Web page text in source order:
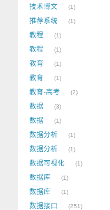
技术博文 1
推荐系统 1
教程 1
教程 1
教育 1
教育 1
教育-高考 2
数据 3
数据 1
数据分析 1
数据分析 1
数据可视化 1
数据库 1
数据库 1
数据接口 251